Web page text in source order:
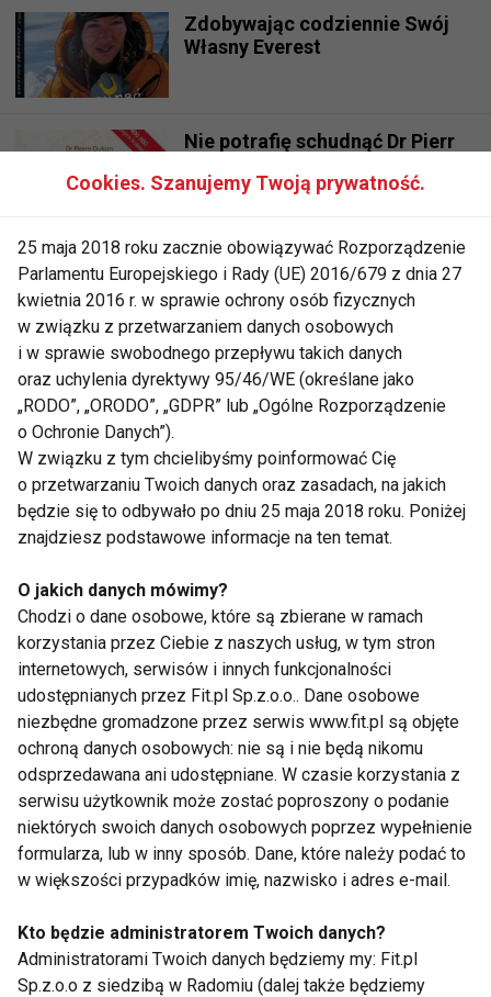
Zdobywając codziennie Swój
Własny Everest
Nie potrafię schudnąć Dr Pierr
Zdrowie bez tabu. Szczerze o
wstydliwych dolegliwościach
Metoda jednego dnia Chantel
Hobbs
Metoda jednego dnia Chantel
Hobbs
Figura do bikini
Odchudzanie krok po kroku
Narty. Poradnik bez kantów
Nad książką z hantlami
Cookies. Szanujemy Twoją prywatność.
25 maja 2018 roku zacznie obowiązywać Rozporządzenie
Parlamentu Europejskiego i Rady (UE) 2016/679 z dnia 27
kwietnia 2016 r. w sprawie ochrony osób fizycznych
w związku z przetwarzaniem danych osobowych
i w sprawie swobodnego przepływu takich danych
oraz uchylenia dyrektywy 95/46/WE (określane jako
„RODO”, „ORODO”, „GDPR” lub „Ogólne Rozporządzenie
o Ochronie Danych”).
W związku z tym chcielibyśmy poinformować Cię
o przetwarzaniu Twoich danych oraz zasadach, na jakich
będzie się to odbywało po dniu 25 maja 2018 roku. Poniżej
znajdziesz podstawowe informacje na ten temat.
O jakich danych mówimy?
Chodzi o dane osobowe, które są zbierane w ramach
korzystania przez Ciebie z naszych usług, w tym stron
internetowych, serwisów i innych funkcjonalności
udostępnianych przez Fit.pl Sp.z.o.o.. Dane osobowe
niezbędne gromadzone przez serwis www.fit.pl są objęte
ochroną danych osobowych: nie są i nie będą nikomu
odsprzedawana ani udostępniane. W czasie korzystania z
serwisu użytkownik może zostać poproszony o podanie
niektórych swoich danych osobowych poprzez wypełnienie
formularza, lub w inny sposób. Dane, które należy podać to
w większości przypadków imię, nazwisko i adres e-mail.
Kto będzie administratorem Twoich danych?
Administratorami Twoich danych będziemy my: Fit.pl
Sp.z.o.o z siedzibą w Radomiu (dalej także będziemy